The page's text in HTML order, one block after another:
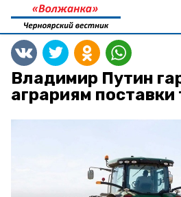
Владимир Путин
аграриям поставки